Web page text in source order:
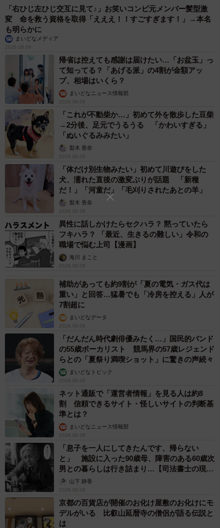
「右ひじ左ひじ交互に見て♪」お笑いコンビ元メンバー髪型激
変 命を救う資格を取得「えええ！！すごすぎます！」→本名
も明らかに
まいどなメディア
2026.08.09
帰省は控えても感謝は届けたい…「お盆玉」っ
て知ってる？「あげる派」の4割が金額アッ
プ、相場はいくら？
まいどなニュース情報部
2026.08.09
「これが不動柴か…」初めて外を散歩した豆柴
→2分後、足元でうるうる 「かわいすぎる」
「ぬいぐるみみたい」
梨木 香奈
2026.08.09
「体だけ別生物みたい」初めて川遊びをした
犬、濡れた直後の激変ぶりが話題 「新種
だ！」「河童だ」「毛刈りされたあとの羊」
梨木 香奈
2026.08.09
異性に話しかけたらセクハラ？ 黙っていたら
フキハラ？ 「最近、生きるの難しい」令和の
職場で悩む上司【漫画】
海川 まこと
2026.08.09
補助があっても約9割が「夏の電気・ガス代は
重い」と回答…猛暑でも「冷房を控える」人が
7割超に
まいどなデータ
2026.08.08
「だんだん時代劇俳優みたく…」国民的バンド
の55歳ボーカリスト 競馬界の57歳レジェンド
らとの「夏祭り満喫ショット」に驚きの声続々
まいどなトピック
2026.08.08
ネット通販で「運営者情報」を見る人は約8
割 信頼できるサイト・怪しいサイトの判断基
準とは？
まいどなニュース情報部
2026.08.08
「息子を一人にしてきたんです、帰らない
と」 施設に入った90歳母、障害のある60歳次
男との暮らしは行き詰まり…【司法書士の現場
から】山下 静香
2026.08.08
京都の百貨店が開催のお化け屋敷のお化けにモ
デルがいる 比叡山延暦寺の僧侶が語る伝説と
は